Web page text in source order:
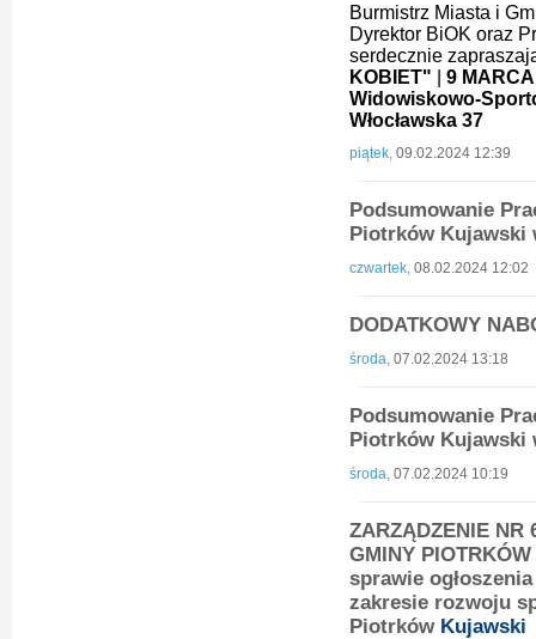
Burmistrz Miasta i
Dyrektor BiOK oraz
serdecznie
KOBIET"
9
Widowiskowo-
Włocławska 37
piątek, 09.02.2024 12:39
Podsumowanie
Piotrków Kujawski
czwartek, 08.02.2024 12:02
DODATKOWY
środa, 07.02.2024 13:18
Podsumowanie
Piotrków Kujawski
środa, 07.02.2024 10:19
ZARZĄDZENIE NR
GMINY
sprawie
zakresie rozwoju
Piotrków Kujawski